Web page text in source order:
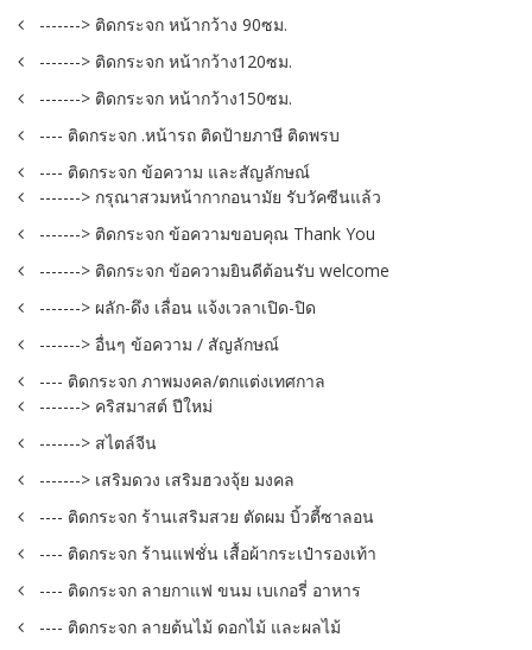
-------> ติดกระจก หน้ากว้าง 90ซม.
-------> ติดกระจก หน้ากว้าง120ซม.
-------> ติดกระจก หน้ากว้าง150ซม.
---- ติดกระจก .หน้ารถ ติดป้ายภาษี ติดพรบ
---- ติดกระจก ข้อความ และสัญลักษณ์
-------> กรุณาสวมหน้ากากอนามัย รับวัคซีนแล้ว
-------> ติดกระจก ข้อความขอบคุณ Thank You
-------> ติดกระจก ข้อความยินดีต้อนรับ welcome
-------> ผลัก-ดึง เลื่อน แจ้งเวลาเปิด-ปิด
-------> อื่นๆ ข้อความ / สัญลักษณ์
---- ติดกระจก ภาพมงคล/ตกแต่งเทศกาล
-------> คริสมาสต์ ปีใหม่
-------> สไตล์จีน
-------> เสริมดวง เสริมฮวงจุ้ย มงคล
---- ติดกระจก ร้านเสริมสวย ตัดผม บิ้วตี้ซาลอน
---- ติดกระจก ร้านแฟชั่น เสื้อผ้ากระเป๋ารองเท้า
---- ติดกระจก ลายกาแฟ ขนม เบเกอรี่ อาหาร
---- ติดกระจก ลายต้นไม้ ดอกไม้ และผลไม้